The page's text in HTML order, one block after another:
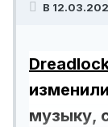
В
музыку,